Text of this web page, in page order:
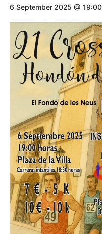
6 September 2025 @ 19:00